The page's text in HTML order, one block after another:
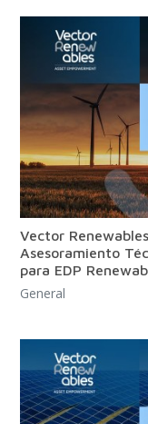
Vector
Asesoramiento
para EDP
General